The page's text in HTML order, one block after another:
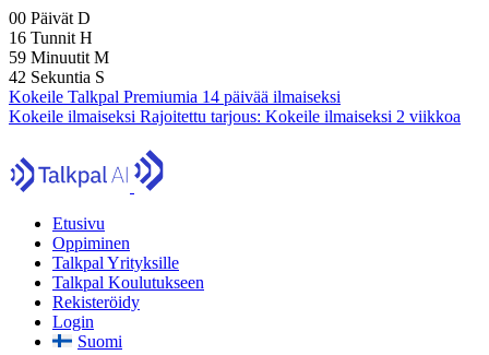
00 Päivät D
16 Tunnit H
59 Minuutit M
41 Sekuntia S
Kokeile Talkpal Premiumia 14 päivää ilmaiseksi
Kokeile ilmaiseksi Rajoitettu tarjous: Kokeile ilmaiseksi 2 viikkoa
Etusivu
Oppiminen
Talkpal Yrityksille
Talkpal Koulutukseen
Rekisteröidy
Login
Suomi